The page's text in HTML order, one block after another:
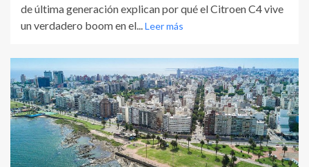
de última generación explican por qué el Citroen C4 vive
un verdadero boom en el...Leer más